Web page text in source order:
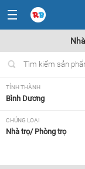
TỈNH THÀNH
Bình Dương
CHỦNG LOẠI
Nhà trọ/ Phòng trọ
Từ 1.5-3 triệu,